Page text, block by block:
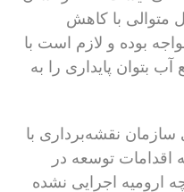
متوالی با کاهش
بوده و لازم است با
بتوان پایداری را به
سازمان نقشه‌برداری با
اقدامات توسعه‌ در
ارومیه اجرایی نشده